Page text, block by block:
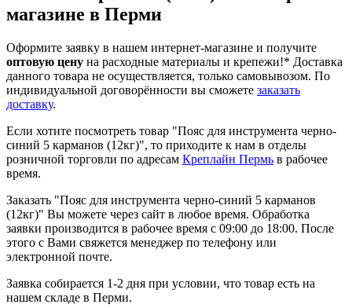
магазине в Перми
Оформите заявку в нашем интернет-магазине и получите
оптовую цену на расходные материалы и крепежи!* Доставка
данного товара не осуществляется, только самовывозом. По
индивидуальной договорённости вы сможете заказать
доставку.
Если хотите посмотреть товар "Пояс для инструмента черно-
синий 5 карманов (12кг)", то приходите к нам в отделы
розничной торговли по адресам Креплайн Пермь в рабочее
время.
Заказать "Пояс для инструмента черно-синий 5 карманов
(12кг)" Вы можете через сайт в любое время. Обработка
заявки производится в рабочее время с 09:00 до 18:00. После
этого с Вами свяжется менеджер по телефону или
электронной почте.
Заявка собирается 1-2 дня при условии, что товар есть на
нашем складе в Перми.